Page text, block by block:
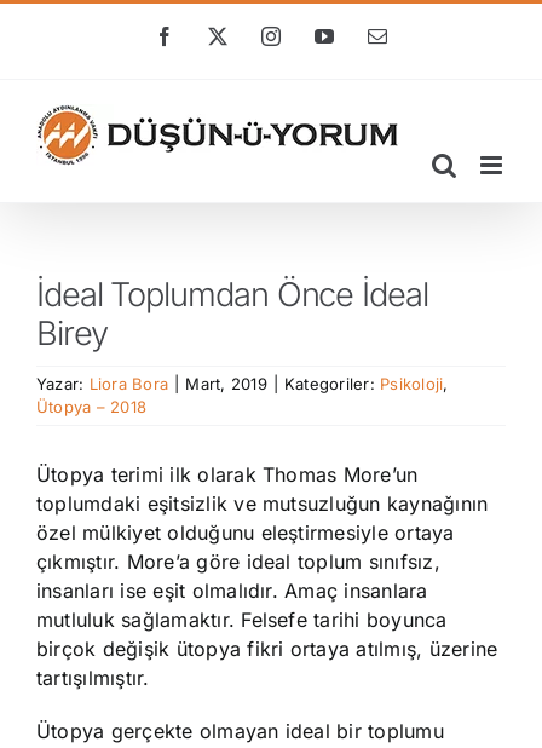
Facebook
X InstagramYouTube
E-
İdeal Toplumdan Önce İdeal
Birey
Yazar: Liora Bora Mart, 2019 Kategoriler: Psikoloji,
Ütopya – 2018
Ütopya terimi ilk olarak Thomas More’un
toplumdaki eşitsizlik ve mutsuzluğun kaynağının
özel mülkiyet olduğunu eleştirmesiyle ortaya
çıkmıştır. More’a göre ideal toplum sınıfsız,
insanları ise eşit olmalıdır. Amaç insanlara
mutluluk sağlamaktır. Felsefe tarihi boyunca
birçok değişik ütopya fikri ortaya atılmış, üzerine
tartışılmıştır.
Ütopya gerçekte olmayan ideal bir toplumu